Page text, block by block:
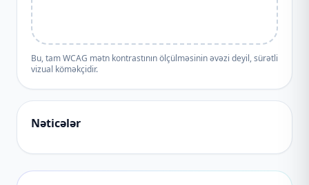
Bu, tam WCAG mətn kontrastının ölçülməsinin əvəzi deyil, sürətli
vizual köməkçidir.
Nəticələr